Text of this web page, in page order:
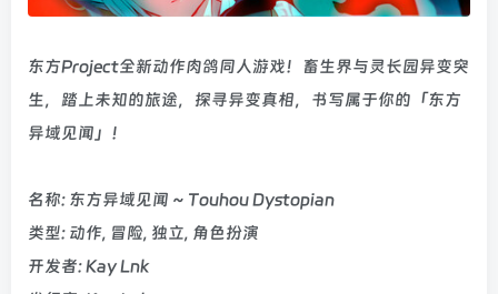
东方Project全新动作肉鸽同人游戏！畜生界与灵长园异变突
生，踏上未知的旅途，探寻异变真相，书写属于你的「东方
异域见闻」！
名称: 东方异域见闻 ~ Touhou Dystopian
类型: 动作, 冒险, 独立, 角色扮演
开发者: Kay Lnk